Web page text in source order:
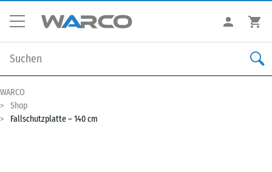
WARCO
Shop
Fallschutzplatte – 140 cm